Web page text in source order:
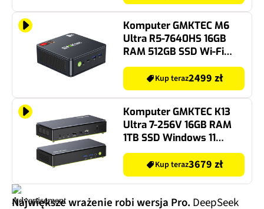
Komputer GMKTEC M6
Ultra R5-7640HS 16GB
RAM 512GB SSD Wi-Fi
Windows 11 Professional
Kup teraz2499 zł
Komputer GMKTEC K13
Ultra 7-256V 16GB RAM
1TB SSD Windows 11
Professional
Kup teraz3679 zł
Największe wrażenie robi wersja Pro. DeepSeek